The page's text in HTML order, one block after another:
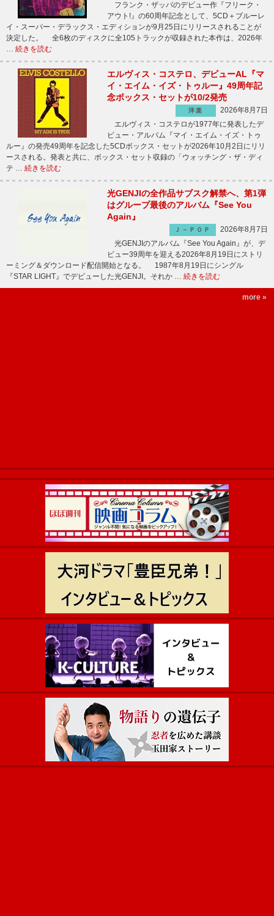
フランク・ザッパのデビュー作『フリーク・
アウト!』の60周年記念として、5CD＋ブルーレ
イ・スーパー・デラックス・エディションが9月25日にリリースされることが
決定した。 全6枚のディスクに全105トラックが収録された本作は、2026年
… 続きを読む
エルヴィス・コステロ、デビューAL『マ
イ・エイム・イズ・トゥルー』49周年記
念ボックス・セットが10/2発売
洋楽
2026年8月7日
エルヴィス・コステロが1977年に発表したデ
ビュー・アルバム『マイ・エイム・イズ・トゥ
ルー』の発売49周年を記念した5CDボックス・セットが2026年10月2日にリリ
ースされる。発表と共に、ボックス・セット収録の「ウォッチング・ザ・ディ
テ … 続きを読む
光GENJIの全作品サブスク解禁へ、第1弾
はグループ最後のアルバム『See You
Again』
Ｊ－ＰＯＰ
2026年8月7日
光GENJIのアルバム『See You Again』が、デ
ビュー39周年を迎える2026年8月19日にストリ
ーミング＆ダウンロード配信開始となる。 1987年8月19日にシングル
『STAR LIGHT』でデビューした光GENJI。それか … 続きを読む
more »